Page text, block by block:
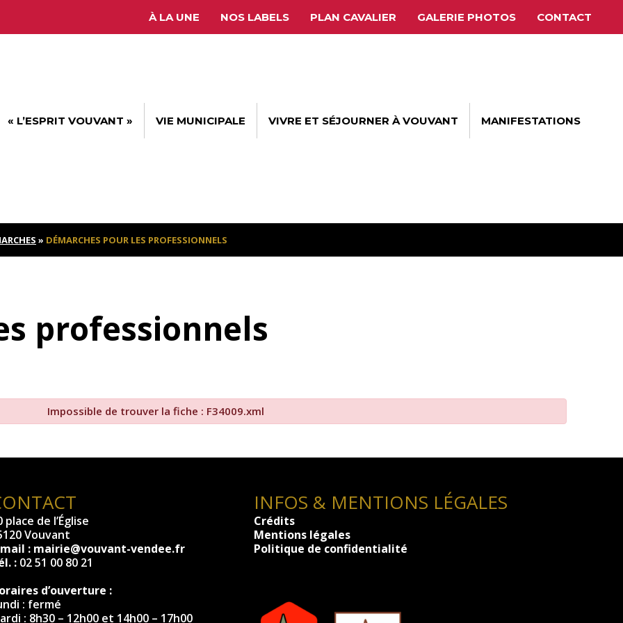
À LA UNE NOS LABELS PLAN CAVALIER GALERIE PHOTOS CONTACT
« L’ESPRIT VOUVANT » VIE MUNICIPALE VIVRE ET SÉJOURNER À VOUVANT MANIFESTATIONS
» DÉMARCHES POUR LES PROFESSIONNELS
professionnels
Impossible de trouver la fiche : F34009.xml
place de l’Église
Vouvant
: mairie@vouvant-vendee.fr
:02 51 00 80 21
d’ouverture :
: fermé
: 8h30 – 12h00 et 14h00 – 17h00
INFOS & MENTIONS LÉGALES
Crédits
Mentions légales
Politique de confidentialité